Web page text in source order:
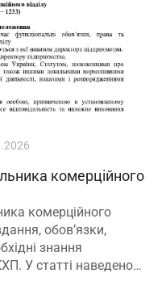
комерційного
комерційного
обов’язки,
знання
У статті наведено